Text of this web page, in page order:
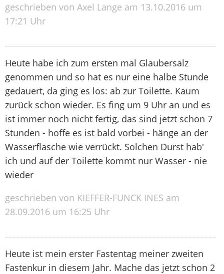
geschrieben von Axel Lange am 13.10.2016 um
17:21 Uhr
Heute habe ich zum ersten mal Glaubersalz
genommen und so hat es nur eine halbe Stunde
gedauert, da ging es los: ab zur Toilette. Kaum
zurück schon wieder. Es fing um 9 Uhr an und es
ist immer noch nicht fertig, das sind jetzt schon 7
Stunden - hoffe es ist bald vorbei - hänge an der
Wasserflasche wie verrückt. Solchen Durst hab'
ich und auf der Toilette kommt nur Wasser - nie
wieder
geschrieben von KIEFFER-FUNCK INES am
28.09.2016 um 16:25 Uhr
Heute ist mein erster Fastentag meiner zweiten
Fastenkur in diesem Jahr. Mache das jetzt schon 2